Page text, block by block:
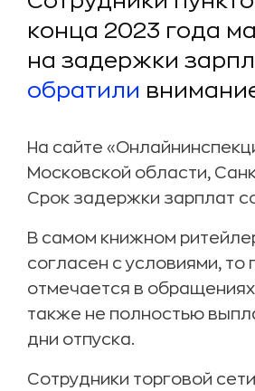
конца 2023 года
на задержки
обратили
На сайте
Московской области,
Срок задержки зарплат
В самом книжном
согласен с условиями,
отмечается в
также не полностью
дни отпуска.
Сотрудники торговой